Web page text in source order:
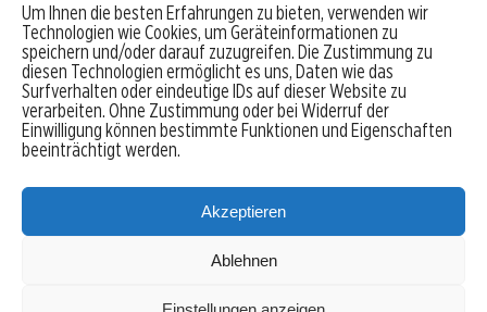
Um Ihnen die besten Erfahrungen zu bieten, verwenden wir
Technologien wie Cookies, um Geräteinformationen zu
speichern und/oder darauf zuzugreifen. Die Zustimmung zu
diesen Technologien ermöglicht es uns, Daten wie das
Surfverhalten oder eindeutige IDs auf dieser Website zu
verarbeiten. Ohne Zustimmung oder bei Widerruf der
Einwilligung können bestimmte Funktionen und Eigenschaften
beeinträchtigt werden.
Akzeptieren
Ablehnen
Robo-Advisor vergleichen
Depotvergleich
Festgeld vergleichen
Tagesgeld vergleichen